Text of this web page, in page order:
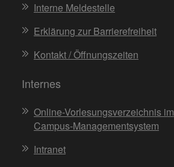
Interne Meldestelle
Erklärung zur Barrierefreiheit
Kontakt / Öffnungszeiten
Internes
Online-Vorlesungsverzeichnis im
Campus-Managementsystem
Intranet